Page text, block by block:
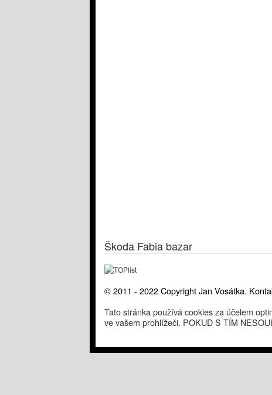
Škoda Fabia bazar
© 2011 - 2022 Copyright Jan Vosátka.
Tato stránka používá cookies za účelem
ve vašem prohlížeči. POKUD S TÍM